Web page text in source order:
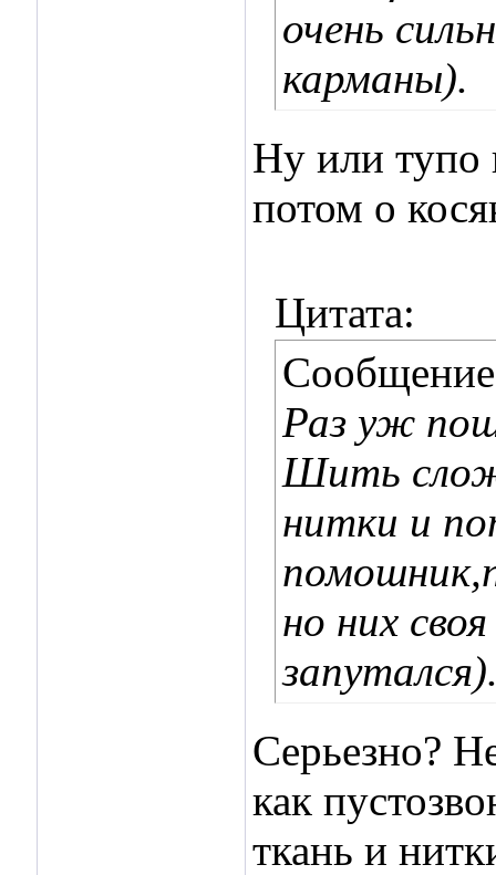
очень
карманы).
Ну или тупо
потом о
Цитата:
Раз уж
Шить
нитки и
но них
Серьезно?
как
ткань и